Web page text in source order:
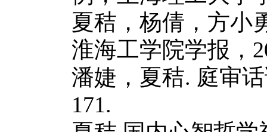
夏秸，杨倩，方小
淮海工学院学报，
潘婕，夏秸. 庭审
171.